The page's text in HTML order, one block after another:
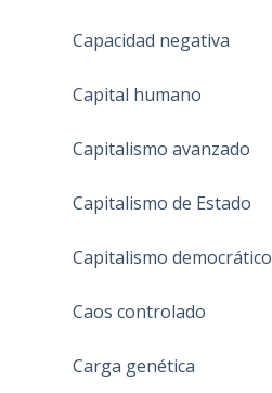
Capacidad negativa
Capital humano
Capitalismo avanzado
Capitalismo de Estado
Capitalismo democrático
Caos controlado
Carga genética